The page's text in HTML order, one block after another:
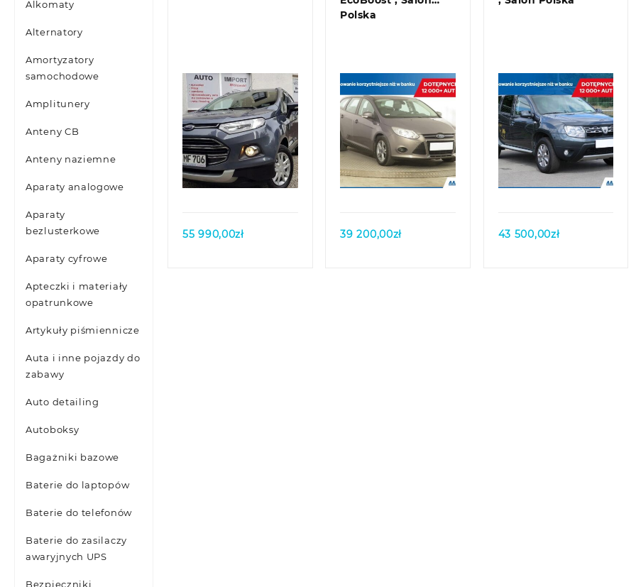
Alkomaty
Alternatory
Amortyzatory
samochodowe
Amplitunery
Anteny CB
Anteny naziemne
Aparaty analogowe
Aparaty
bezlusterkowe
Aparaty cyfrowe
Apteczki i materiały
opatrunkowe
Artykuły piśmiennicze
Auta i inne pojazdy do
zabawy
Auto detailing
Autoboksy
Bagażniki bazowe
Baterie do laptopów
Baterie do telefonów
Baterie do zasilaczy
awaryjnych UPS
Bezpieczniki
Quick view
55 990,00zł
Polska
Quick view
39 200,00zł
Quick view
43 500,00zł